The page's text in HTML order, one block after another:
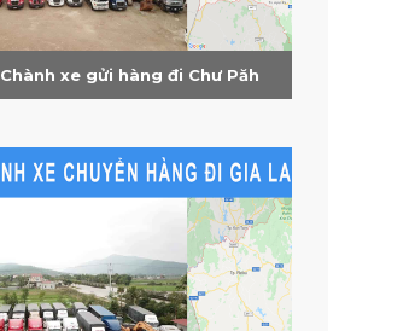
Chành xe gửi hàng đi Chư Păh